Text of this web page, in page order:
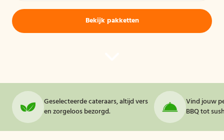
Bekijk pakketten
Geselecteerde cateraars, altijd vers
en zorgeloos bezorgd.
Vind jouw
BBQ tot